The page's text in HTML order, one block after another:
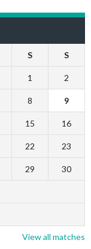
S S
1 2
8 9
15 16
22 23
29 30
View all matches